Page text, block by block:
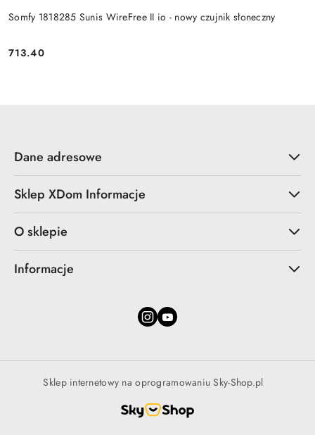
Somfy 1818285 Sunis WireFree II io - nowy czujnik słoneczny
Cena:
713.40
Dane adresowe
Sklep XDom Informacje
O sklepie
Informacje
Sklep internetowy na oprogramowaniu Sky-Shop.pl